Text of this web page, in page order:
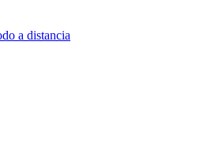
a distancia